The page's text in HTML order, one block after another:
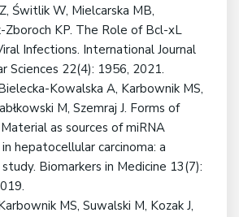
Świtlik W, Mielcarska MB,
Zboroch KP. The Role of Bcl-xL
Infections. International Journal
Sciences 22(4): 1956, 2021.
Kowalska A, Karbownik MS,
M, Szemraj J. Forms of
as sources of miRNA
hepatocellular carcinoma: a
Biomarkers in Medicine 13(7):
MS, Suwalski M, Kozak J,